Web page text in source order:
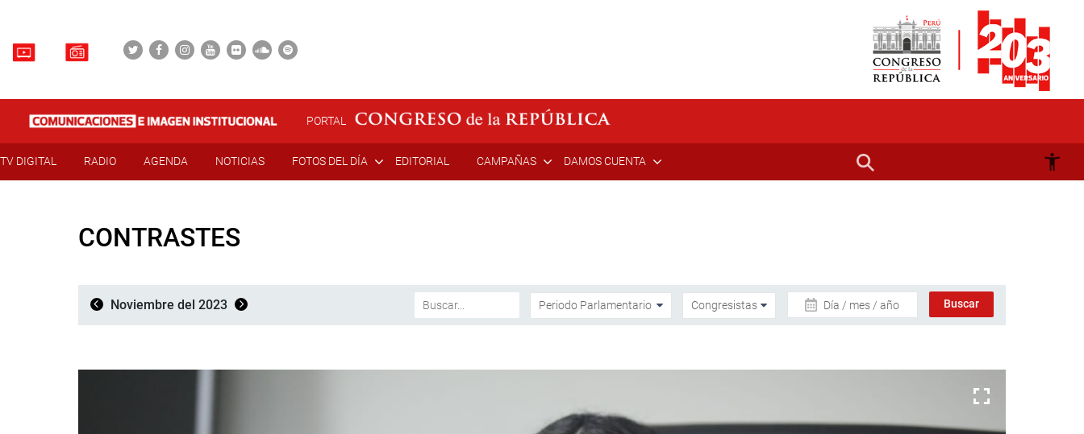
PORTAL
TV DIGITAL RADIO AGENDA NOTICIAS FOTOS DEL DÍA EDITORIAL CAMPAÑAS DAMOS CUENTA
CONTRASTES
Noviembre del 2023 Día / mes / año